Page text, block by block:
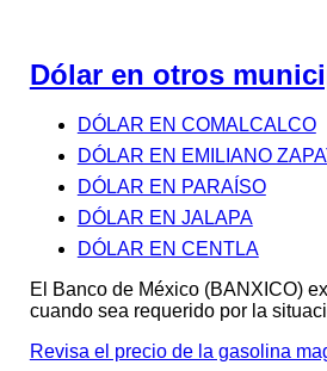
Dólar en otros
DÓLAR EN COMALCALCO
DÓLAR EN EMILIANO
DÓLAR EN PARAÍSO
DÓLAR EN JALAPA
DÓLAR EN CENTLA
El Banco de México (BANXICO)
cuando sea requerido por la
Revisa el precio de la gasolina